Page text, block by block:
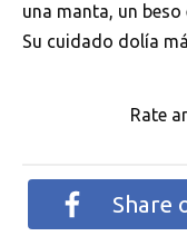
una manta, un beso
Su cuidado dolía
Rate
Share